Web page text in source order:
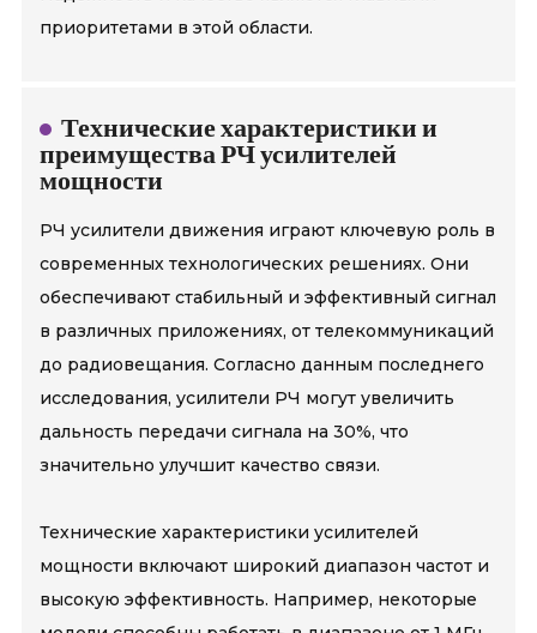
приоритетами в этой области.
Технические характеристики и
преимущества РЧ усилителей
мощности
РЧ усилители движения играют ключевую роль в
современных технологических решениях. Они
обеспечивают стабильный и эффективный сигнал
в различных приложениях, от телекоммуникаций
до радиовещания. Согласно данным последнего
исследования, усилители РЧ могут увеличить
дальность передачи сигнала на 30%, что
значительно улучшит качество связи.
Технические характеристики усилителей
мощности включают широкий диапазон частот и
высокую эффективность. Например, некоторые